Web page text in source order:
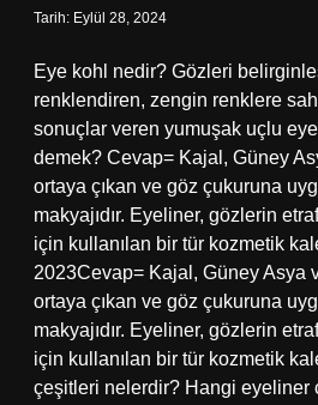
Tarih: Eylül 28, 2024
Eye kohl nedir? Gözleri
renklendiren, zengin renklere
sonuçlar veren yumuşak uçlu
demek? Cevap= Kajal, Güney
ortaya çıkan ve göz çukuruna
makyajıdır. Eyeliner, gözlerin
için kullanılan bir tür kozmetik
2023Cevap= Kajal, Güney Asya
ortaya çıkan ve göz çukuruna
makyajıdır. Eyeliner, gözlerin
için kullanılan bir tür kozmetik
çeşitleri nelerdir? Hangi eyeliner